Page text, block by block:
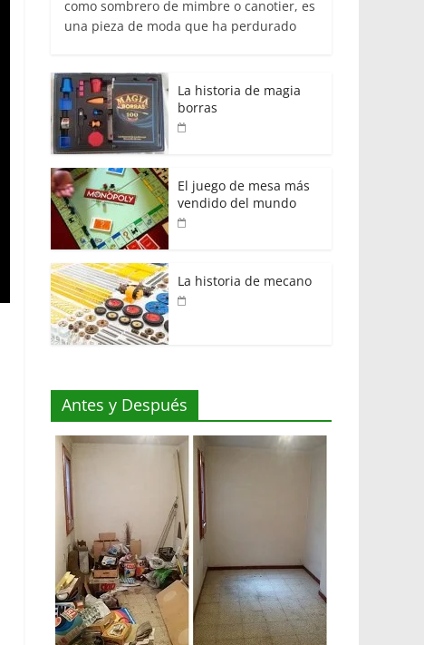
como sombrero de mimbre o canotier, es
una pieza de moda que ha perdurado
La historia de magia
borras
El juego de mesa más
vendido del mundo
La historia de mecano
Antes y Después